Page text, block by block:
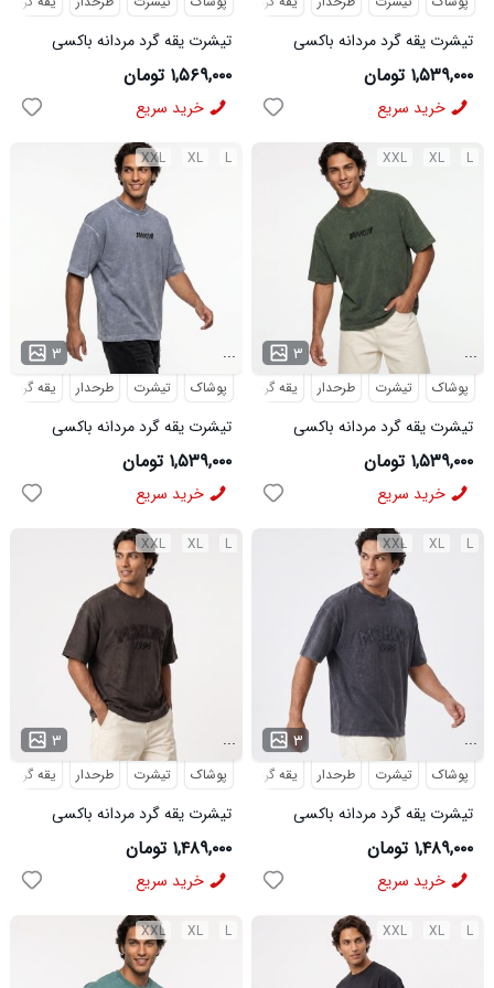
تیشرت یقه گرد مردانه باکسی
طرحدار پنبه دو رو طوسی مدل
50969
۱,۵۶۹,۰۰۰ تومان
خرید سریع
تیشرت یقه گرد مردانه باکسی
طرحدار مچینست ذغالی مدل
50937
۱,۵۳۹,۰۰۰ تومان
خرید سریع
L
XL
XXL
۳ ...
پوشاک تیشرت طرحدار یقه گرد
تیشرت یقه گرد مردانه باکسی
طرحدار مچینست طوسی مدل
50938
۱,۵۳۹,۰۰۰ تومان
خرید سریع
L
XL
XXL
۳ ...
پوشاک تیشرت طرحدار یقه گرد
تیشرت یقه گرد مردانه باکسی
طرحدار مچینست سبز مدل
50939
۱,۵۳۹,۰۰۰ تومان
خرید سریع
L
XL
XXL
۳ ...
پوشاک تیشرت طرحدار یقه گرد
تیشرت یقه گرد مردانه باکسی
طرحدار مچینست قهوه ای مدل
50950
۱,۴۸۹,۰۰۰ تومان
خرید سریع
L
XL
XXL
۳ ...
پوشاک تیشرت طرحدار یقه گرد
تیشرت یقه گرد مردانه باکسی
طرحدار مچینست ذغالی مدل
50951
۱,۴۸۹,۰۰۰ تومان
خرید سریع
L
XL
XXL L
XL
XXL